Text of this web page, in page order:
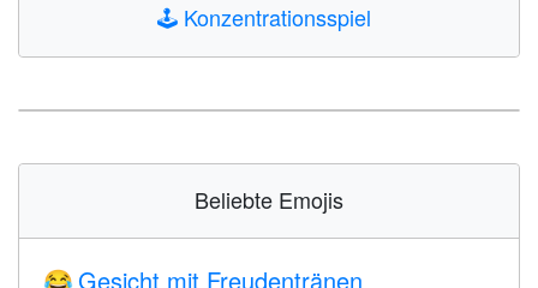
🕹️ Konzentrationsspiel
Beliebte Emojis
😂 Gesicht mit Freudentränen